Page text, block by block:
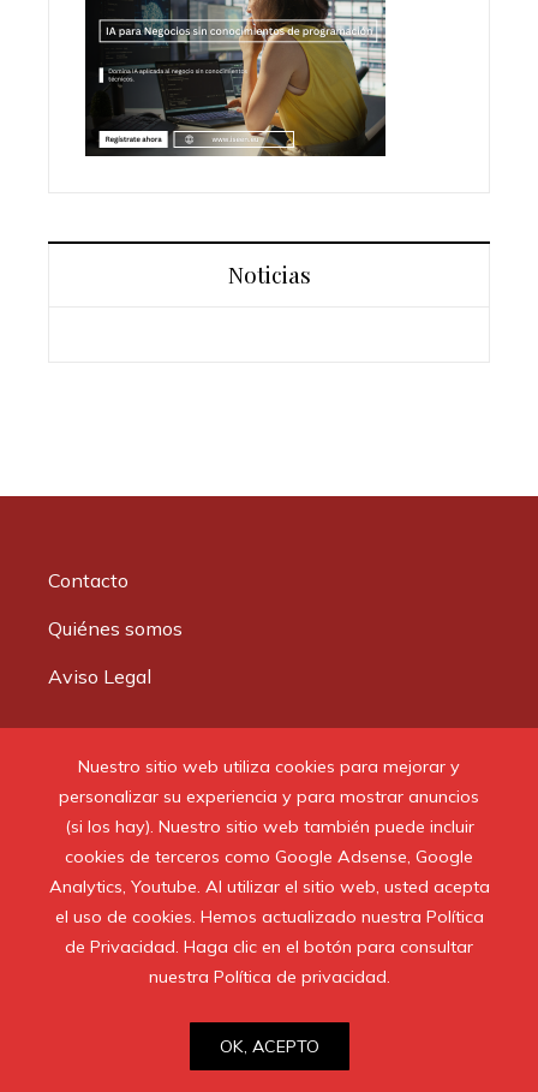
Nuestro sitio web utiliza cookies para mejorar y
personalizar su experiencia y para mostrar anuncios
(si los hay). Nuestro sitio web también puede incluir
cookies de terceros como Google Adsense, Google
Analytics, Youtube. Al utilizar el sitio web, usted acepta
el uso de cookies. Hemos actualizado nuestra Política
de Privacidad. Haga clic en el botón para consultar
nuestra Política de privacidad.
OK, ACEPTO
Noticias
Contacto
Quiénes somos
Aviso Legal
© 2020 Todos los derechos reservados.